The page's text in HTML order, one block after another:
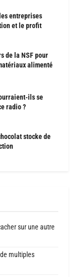
entreprises
et le profit
de la NSF pour
alimenté
ils se
radio ?
stocke de
sur une autre
multiples